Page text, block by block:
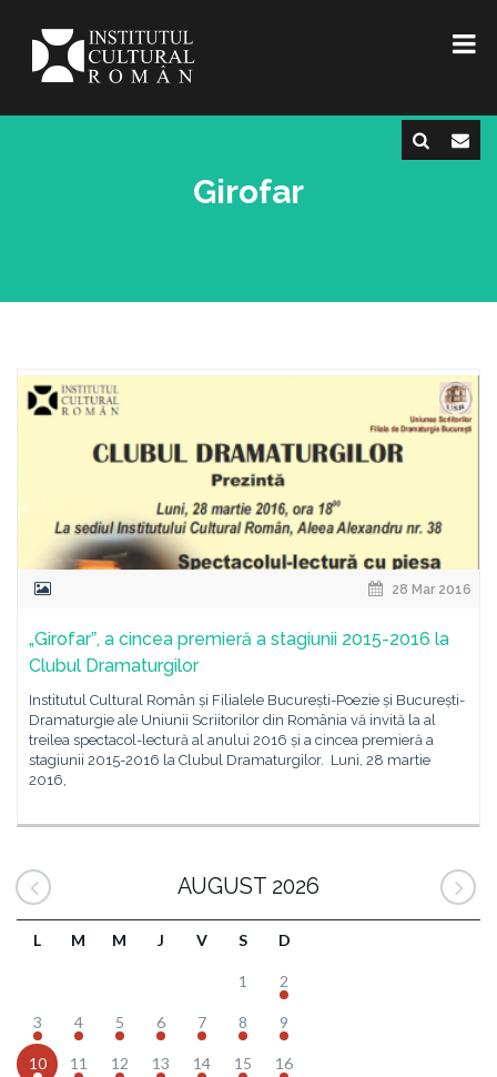
Girofar
28 Mar 2016
„Girofarˮ, a cincea premieră a stagiunii 2015-2016 la
Clubul Dramaturgilor
Institutul Cultural Român și Filialele București-Poezie și București-
Dramaturgie ale Uniunii Scriitorilor din România vă invită la al
treilea spectacol-lectură al anului 2016 și a cincea premieră a
stagiunii 2015-2016 la Clubul Dramaturgilor. Luni, 28 martie
2016,
AUGUST 2026
L M M J V S D
1 2
3 4 5 6 7 8 9
10 11 12 13 14 15 16